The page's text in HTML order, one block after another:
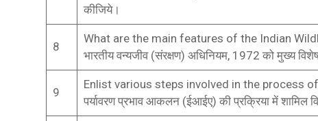
कीजिये।
8
What are the main features of the Indian
भारतीय वन्यजीव (संरक्षण) अधिनियम, 1972 को मुख्य
9
Enlist various steps involved in the process
पर्यावरण प्रभाव आकलन (ईआईए) की प्रक्रिया में शामिल